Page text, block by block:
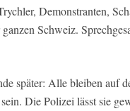
Demonstranten,
Schweiz.
später: Alle bleiben auf
Die Polizei lässt sie